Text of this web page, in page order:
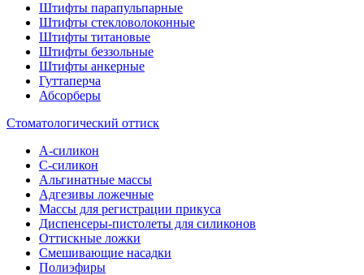
Штифты парапульпарные
Штифты стекловолоконные
Штифты титановые
Штифты беззольные
Штифты анкерные
Гуттаперча
Абсорберы
Стоматологический оттиск
А-силикон
C-силикон
Альгинатные массы
Адгезивы ложечные
Массы для регистрации прикуса
Диспенсеры-пистолеты для силиконов
Оттискные ложки
Смешивающие насадки
Полиэфиры